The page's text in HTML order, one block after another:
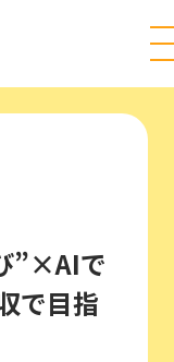
”×AIで
で目指